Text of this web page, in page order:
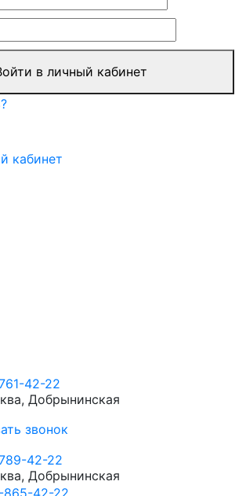
в личный кабинет
кабинет
42-22
Добрынинская
звонок
42-22
Добрынинская
865-42-22